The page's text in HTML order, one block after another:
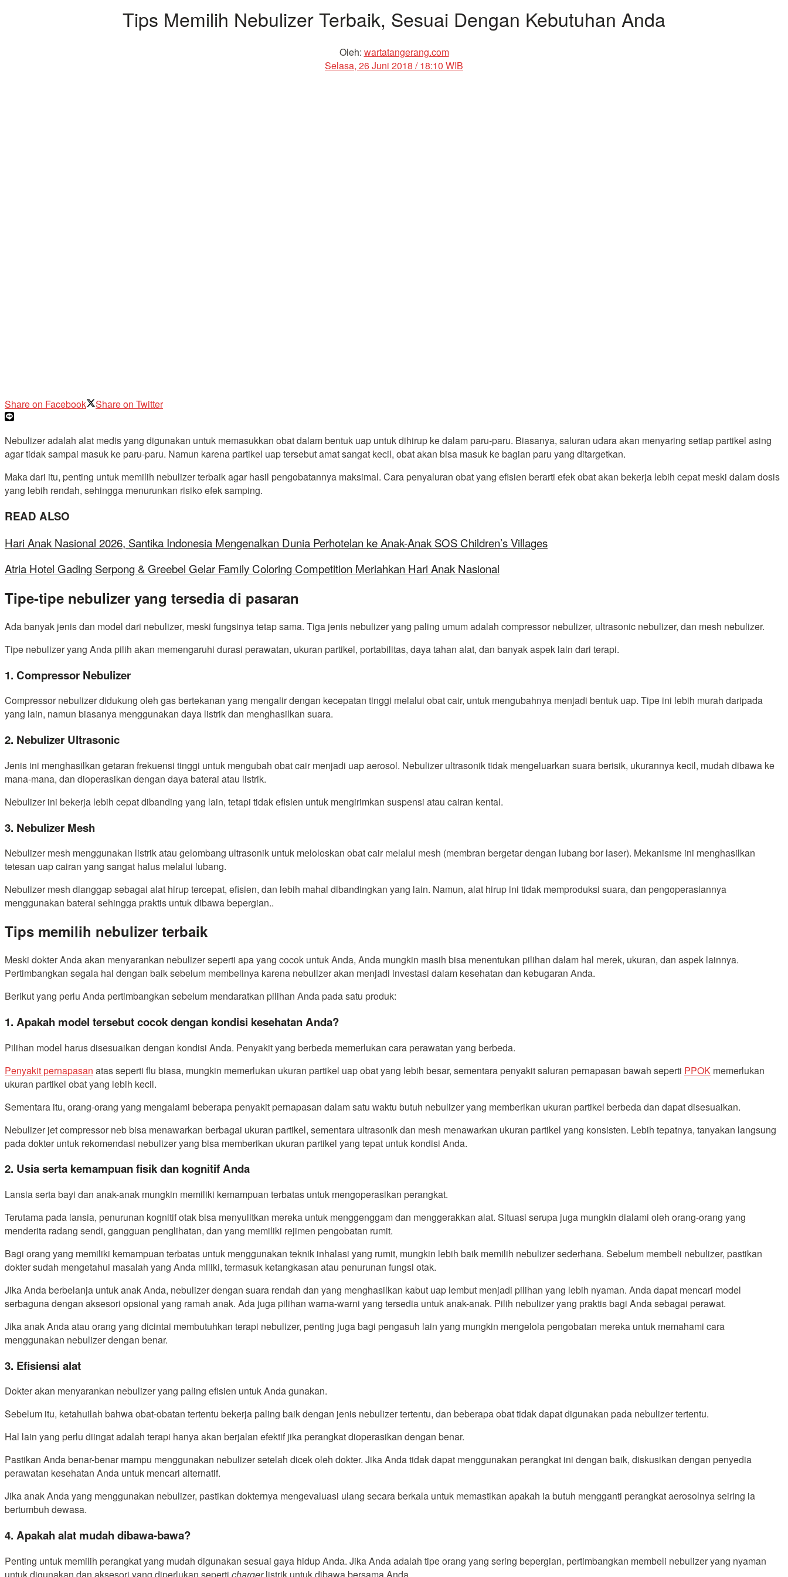
Tips Memilih Nebulizer Terbaik, Sesuai Dengan Kebutuhan Anda
Oleh: wartatangerang.com
Selasa, 26 Juni 2018 / 18:10 WIB
Share on Facebook Share on Twitter
Nebulizer adalah alat medis yang digunakan untuk memasukkan obat dalam bentuk uap untuk dihirup ke dalam paru-paru. Biasanya, saluran udara akan menyaring setiap partikel asing
agar tidak sampai masuk ke paru-paru. Namun karena partikel uap tersebut amat sangat kecil, obat akan bisa masuk ke bagian paru yang ditargetkan.
Maka dari itu, penting untuk memilih nebulizer terbaik agar hasil pengobatannya maksimal. Cara penyaluran obat yang efisien berarti efek obat akan bekerja lebih cepat meski dalam dosis
yang lebih rendah, sehingga menurunkan risiko efek samping.
READ ALSO
Hari Anak Nasional 2026, Santika Indonesia Mengenalkan Dunia Perhotelan ke Anak-Anak SOS Children’s Villages
Atria Hotel Gading Serpong & Greebel Gelar Family Coloring Competition Meriahkan Hari Anak Nasional
Tipe-tipe nebulizer yang tersedia di pasaran
Ada banyak jenis dan model dari nebulizer, meski fungsinya tetap sama. Tiga jenis nebulizer yang paling umum adalah compressor nebulizer, ultrasonic nebulizer, dan mesh nebulizer.
Tipe nebulizer yang Anda pilih akan memengaruhi durasi perawatan, ukuran partikel, portabilitas, daya tahan alat, dan banyak aspek lain dari terapi.
1. Compressor Nebulizer
Compressor nebulizer didukung oleh gas bertekanan yang mengalir dengan kecepatan tinggi melalui obat cair, untuk mengubahnya menjadi bentuk uap. Tipe ini lebih murah daripada
yang lain, namun biasanya menggunakan daya listrik dan menghasilkan suara.
2. Nebulizer Ultrasonic
Jenis ini menghasilkan getaran frekuensi tinggi untuk mengubah obat cair menjadi uap aerosol. Nebulizer ultrasonik tidak mengeluarkan suara berisik, ukurannya kecil, mudah dibawa ke
mana-mana, dan dioperasikan dengan daya baterai atau listrik.
Nebulizer ini bekerja lebih cepat dibanding yang lain, tetapi tidak efisien untuk mengirimkan suspensi atau cairan kental.
3. Nebulizer Mesh
Nebulizer mesh menggunakan listrik atau gelombang ultrasonik untuk meloloskan obat cair melalui mesh (membran bergetar dengan lubang bor laser). Mekanisme ini menghasilkan
tetesan uap cairan yang sangat halus melalui lubang.
Nebulizer mesh dianggap sebagai alat hirup tercepat, efisien, dan lebih mahal dibandingkan yang lain. Namun, alat hirup ini tidak memproduksi suara, dan pengoperasiannya
menggunakan baterai sehingga praktis untuk dibawa bepergian..
Tips memilih nebulizer terbaik
Meski dokter Anda akan menyarankan nebulizer seperti apa yang cocok untuk Anda, Anda mungkin masih bisa menentukan pilihan dalam hal merek, ukuran, dan aspek lainnya.
Pertimbangkan segala hal dengan baik sebelum membelinya karena nebulizer akan menjadi investasi dalam kesehatan dan kebugaran Anda.
Berikut yang perlu Anda pertimbangkan sebelum mendaratkan pilihan Anda pada satu produk:
1. Apakah model tersebut cocok dengan kondisi kesehatan Anda?
Pilihan model harus disesuaikan dengan kondisi Anda. Penyakit yang berbeda memerlukan cara perawatan yang berbeda.
Penyakit pernapasan atas seperti flu biasa, mungkin memerlukan ukuran partikel uap obat yang lebih besar, sementara penyakit saluran pernapasan bawah seperti PPOK memerlukan
ukuran partikel obat yang lebih kecil.
Sementara itu, orang-orang yang mengalami beberapa penyakit pernapasan dalam satu waktu butuh nebulizer yang memberikan ukuran partikel berbeda dan dapat disesuaikan.
Nebulizer jet compressor neb bisa menawarkan berbagai ukuran partikel, sementara ultrasonik dan mesh menawarkan ukuran partikel yang konsisten. Lebih tepatnya, tanyakan langsung
pada dokter untuk rekomendasi nebulizer yang bisa memberikan ukuran partikel yang tepat untuk kondisi Anda.
2. Usia serta kemampuan fisik dan kognitif Anda
Lansia serta bayi dan anak-anak mungkin memiliki kemampuan terbatas untuk mengoperasikan perangkat.
Terutama pada lansia, penurunan kognitif otak bisa menyulitkan mereka untuk menggenggam dan menggerakkan alat. Situasi serupa juga mungkin dialami oleh orang-orang yang
menderita radang sendi, gangguan penglihatan, dan yang memiliki rejimen pengobatan rumit.
Bagi orang yang memiliki kemampuan terbatas untuk menggunakan teknik inhalasi yang rumit, mungkin lebih baik memilih nebulizer sederhana. Sebelum membeli nebulizer, pastikan
dokter sudah mengetahui masalah yang Anda miliki, termasuk ketangkasan atau penurunan fungsi otak.
Jika Anda berbelanja untuk anak Anda, nebulizer dengan suara rendah dan yang menghasilkan kabut uap lembut menjadi pilihan yang lebih nyaman. Anda dapat mencari model
serbaguna dengan aksesori opsional yang ramah anak. Ada juga pilihan warna-warni yang tersedia untuk anak-anak. Pilih nebulizer yang praktis bagi Anda sebagai perawat.
Jika anak Anda atau orang yang dicintai membutuhkan terapi nebulizer, penting juga bagi pengasuh lain yang mungkin mengelola pengobatan mereka untuk memahami cara
menggunakan nebulizer dengan benar.
3. Efisiensi alat
Dokter akan menyarankan nebulizer yang paling efisien untuk Anda gunakan.
Sebelum itu, ketahuilah bahwa obat-obatan tertentu bekerja paling baik dengan jenis nebulizer tertentu, dan beberapa obat tidak dapat digunakan pada nebulizer tertentu.
Hal lain yang perlu diingat adalah terapi hanya akan berjalan efektif jika perangkat dioperasikan dengan benar.
Pastikan Anda benar-benar mampu menggunakan nebulizer setelah dicek oleh dokter. Jika Anda tidak dapat menggunakan perangkat ini dengan baik, diskusikan dengan penyedia
perawatan kesehatan Anda untuk mencari alternatif.
Jika anak Anda yang menggunakan nebulizer, pastikan dokternya mengevaluasi ulang secara berkala untuk memastikan apakah ia butuh mengganti perangkat aerosolnya seiring ia
bertumbuh dewasa.
4. Apakah alat mudah dibawa-bawa?
Penting untuk memilih perangkat yang mudah digunakan sesuai gaya hidup Anda. Jika Anda adalah tipe orang yang sering bepergian, pertimbangkan membeli nebulizer yang nyaman